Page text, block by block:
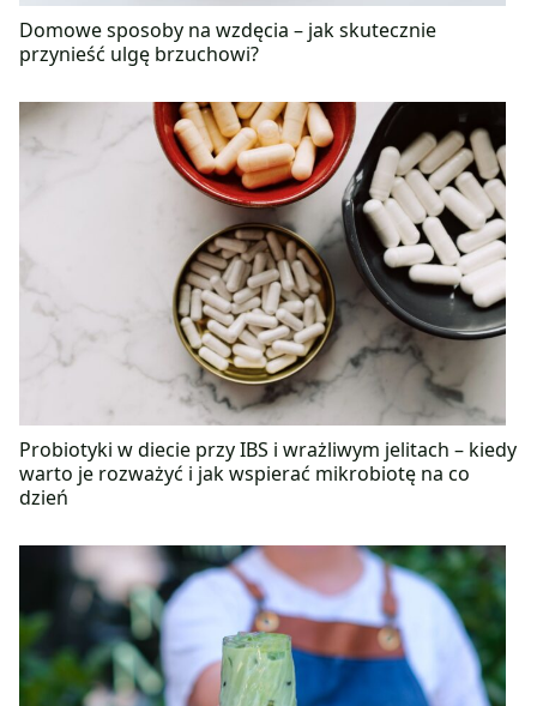
Domowe sposoby na wzdęcia – jak skutecznie
przynieść ulgę brzuchowi?
Probiotyki w diecie przy IBS i wrażliwym jelitach – kiedy
warto je rozważyć i jak wspierać mikrobiotę na co
dzień